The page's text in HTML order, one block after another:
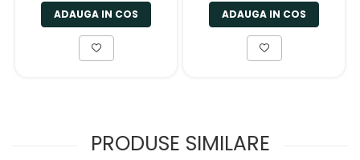
ADAUGA IN COS ADAUGA IN COS
PRODUSE SIMILARE